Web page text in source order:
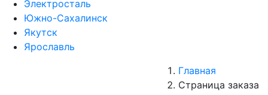
Электросталь
Южно-Сахалинск
Якутск
Ярославль
Главная
Страница заказа